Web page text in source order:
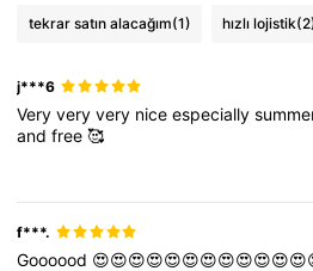
tekrar satın alacağım(1) hızlı lojistik
j***6
Veryveryvery niceespecially
andfree🥰
f***.
Goooood